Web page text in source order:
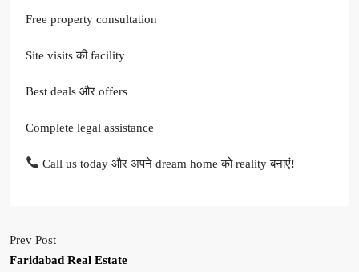
Free property consultation
Site visits की facility
Best deals और offers
Complete legal assistance
Call us today और अपने dream home को reality बनाएं!
Prev Post
Faridabad Real Estate